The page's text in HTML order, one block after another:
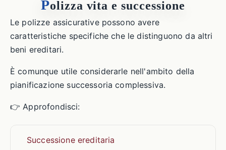
Polizza vita e successione
Le polizze assicurative possono avere
caratteristiche specifiche che le distinguono da altri
beni ereditari.
È comunque utile considerarle nell'ambito della
pianificazione successoria complessiva.
👉 Approfondisci:
Successione ereditaria